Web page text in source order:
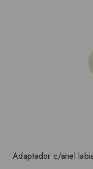
Adaptador c/anel